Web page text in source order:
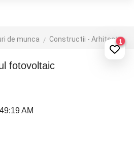
de munca Constructii - Arhitectura - Design1
fotovoltaic
AM